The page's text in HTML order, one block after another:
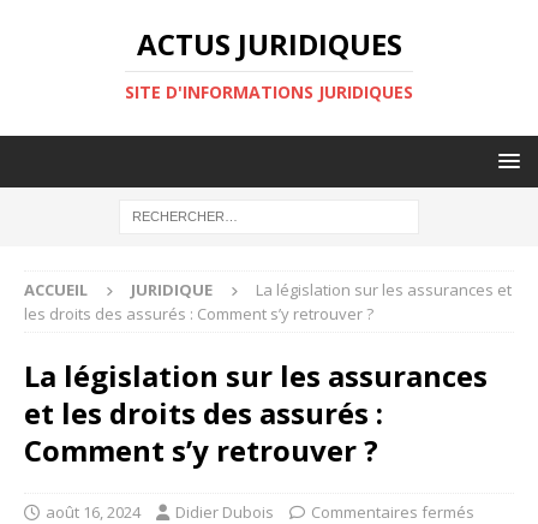
ACTUS JURIDIQUES
SITE D'INFORMATIONS JURIDIQUES
ACCUEIL JURIDIQUE
La législation sur les assurances et
les droits des assurés : Comment s’y retrouver ?
La législation sur les assurances
et les droits des assurés :
Comment s’y retrouver ?
août 16, 2024 Didier Dubois Commentaires fermés